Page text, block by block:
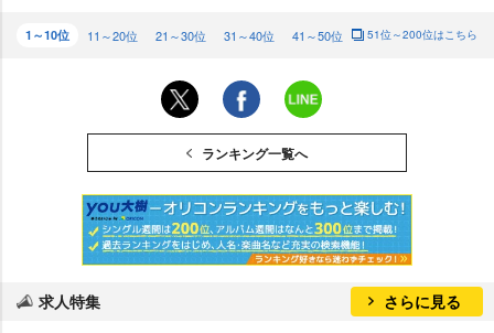
1～10位 11～20位 21～30位 31～40位 41～50位 51位～200位はこちら
ランキング一覧へ
求人特集 さらに見る